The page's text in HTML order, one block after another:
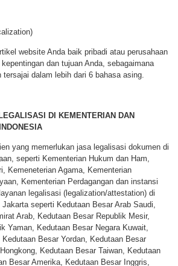
website Anda baik pribadi atau perusahaan
dan tujuan Anda, sebagaimana
dalam lebih dari 6 bahasa asing.
DI KEMENTERIAN DAN
yang memerlukan jasa legalisasi dokumen di
seperti Kementerian Hukum dan Ham,
Kemeneterian Agama, Kementerian
Kementerian Perdagangan dan instansi
legalisasi (legalization/attestation) di
seperti Kedutaan Besar Arab Saudi,
Arab, Kedutaan Besar Republik Mesir,
Yaman, Kedutaan Besar Negara Kuwait,
Besar Yordan, Kedutaan Besar
Kedutaan Besar Taiwan, Kedutaan
Besar Amerika, Kedutaan Besar Inggris,